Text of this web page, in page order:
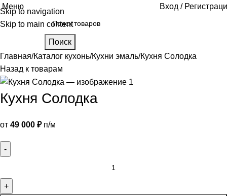
Skip to navigation
Skip to main content
Меню Вход /
Поиск
Главная Каталог кухонь Кухни эмаль Кухня Солодка
Назад к товарам
Кухня Солодка
от 49 000 ₽п/м